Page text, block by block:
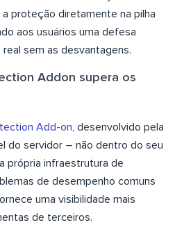
proteção diretamente na pilha
aos usuários uma defesa
sem as desvantagens.
Addon supera os
Add-on, desenvolvido pela
do servidor – não dentro do seu
própria infraestrutura de
de desempenho comuns
uma visibilidade mais
de terceiros.